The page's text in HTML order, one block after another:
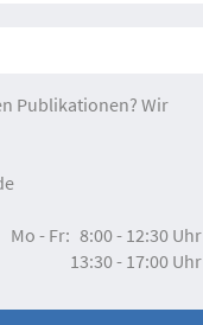
Publikationen? Wir
Mo - Fr: 8:00 - 12:30 Uhr
13:30 - 17:00 Uhr